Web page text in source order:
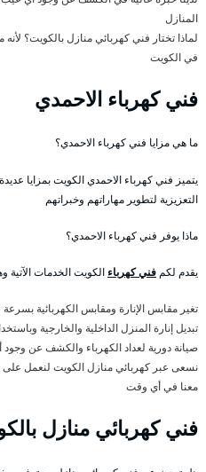
المنازل
لماذا تختار فني كهربائي منازل بالكويت؟
في الكويت
فني كهرباء الاحمدي
ما هي مزايا فني كهرباء الاحمدي؟
يتميز فني كهرباء الاحمدي الكويت بمزايا
التعزيزية لتطوير مهاراتهم وخبراتهم
ماذا يوفر فني كهرباء الاحمدي؟
يقدم لكم فني كهرباء الكويت الخدمات الآتية
تغير مقابس الإنارة ومقابس الكهربائية
تبديل إنارة المنزل الداخلية والخارجية
صيانة دورية لعداد الكهرباء والكشف عن
نسعى عبر كهربائي منازل الكويت لنعمل على
معنا في أي وقت
فني كهربائي منازل